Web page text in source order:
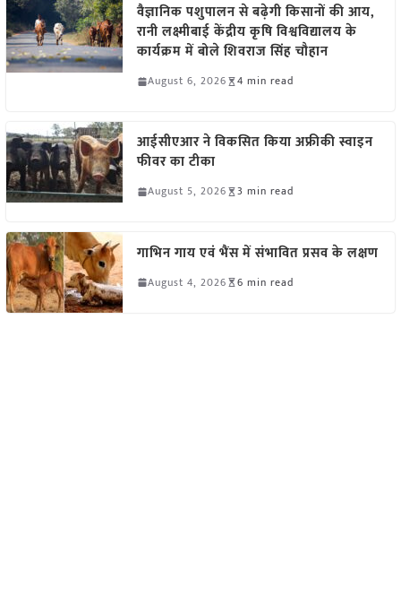
वैज्ञानिक पशुपालन से बढ़ेगी किसानों की आय,
रानी लक्ष्मीबाई केंद्रीय कृषि विश्वविद्यालय के
कार्यक्रम में बोले शिवराज सिंह चौहान
August 6, 2026 4 min read
आईसीएआर ने विकसित किया अफ्रीकी स्वाइन
फीवर का टीका
August 5, 2026 3 min read
गाभिन गाय एवं भैंस में संभावित प्रसव के लक्षण
August 4, 2026 6 min read